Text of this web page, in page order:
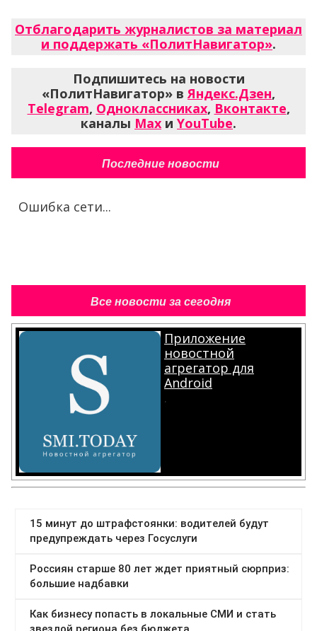
Отблагодарить журналистов за материал
и поддержать «ПолитНавигатор».
Подпишитесь на новости
«ПолитНавигатор» вЯндекс.Дзен,
Telegram, Одноклассниках, Вконтакте,
каналы Max и YouTube.
Последние новости
Ошибка сети...
Все новости за сегодня
Приложение
новостной
агрегатор для
Android
.